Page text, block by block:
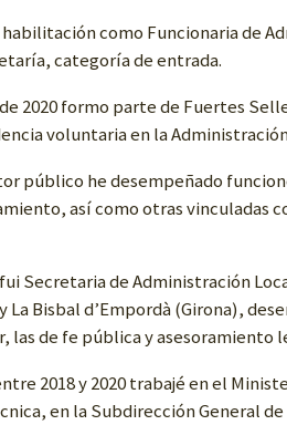
habilitación como Funcionaria de
categoría de entrada.
2020 formo parte de Fuertes
voluntaria en la
público he desempeñado
así como otras vinculadas
fui Secretaria de Administración
La Bisbal d’Empordà (Girona),
las de fe pública y asesoramiento
2018 y 2020 trabajé en el
en la Subdirección General